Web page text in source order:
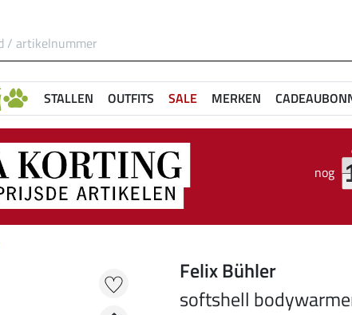
STALLEN OUTFITS SALE MERKEN
nog
Felix Bühler
softshell